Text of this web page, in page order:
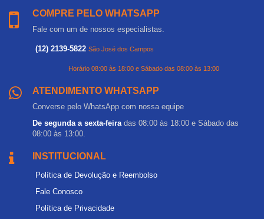
COMPRE PELO WHATSAPP
Fale com um de nossos especialistas.
(12) 2139-5822 São José dos Campos
Horário 08:00 às 18:00 e Sábado das 08:00 às 13:00
ATENDIMENTO WHATSAPP
Converse pelo WhatsApp com nossa equipe
De segunda a sexta-feira das 08:00 às 18:00 e Sábado das
08:00 às 13:00.
INSTITUCIONAL
Política de Devolução e Reembolso
Fale Conosco
Política de Privacidade